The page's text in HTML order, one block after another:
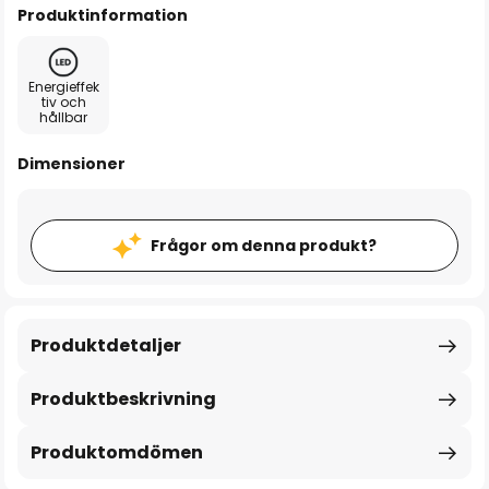
Produktinformation
Energieffek
tiv och
hållbar
Dimensioner
Frågor om denna produkt?
Produktbeskrivning
Produktdetaljer
Produktomdömen